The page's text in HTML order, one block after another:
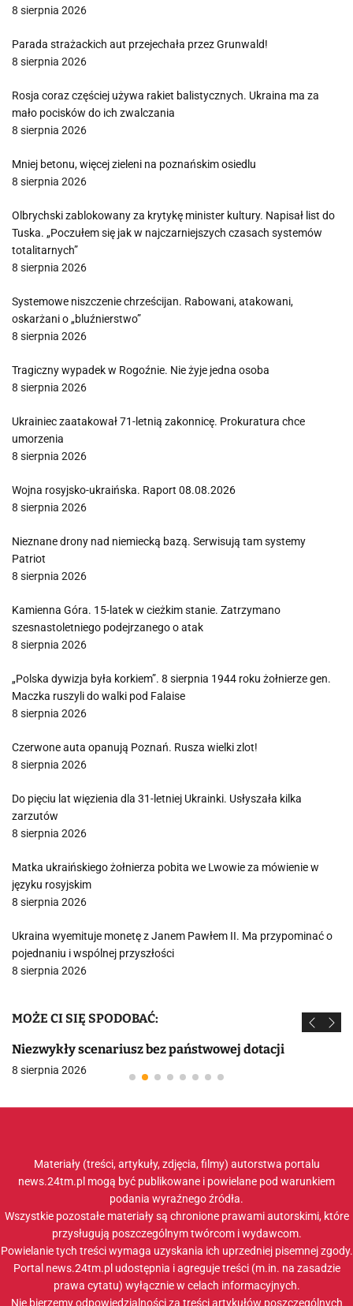
8 sierpnia 2026
Parada strażackich aut przejechała przez Grunwald!
8 sierpnia 2026
Rosja coraz częściej używa rakiet balistycznych. Ukraina ma za
mało pocisków do ich zwalczania
8 sierpnia 2026
Mniej betonu, więcej zieleni na poznańskim osiedlu
8 sierpnia 2026
Olbrychski zablokowany za krytykę minister kultury. Napisał list do
Tuska. „Poczułem się jak w najczarniejszych czasach systemów
totalitarnych”
8 sierpnia 2026
Systemowe niszczenie chrześcijan. Rabowani, atakowani,
oskarżani o „bluźnierstwo”
8 sierpnia 2026
Tragiczny wypadek w Rogoźnie. Nie żyje jedna osoba
8 sierpnia 2026
Ukrainiec zaatakował 71-letnią zakonnicę. Prokuratura chce
umorzenia
8 sierpnia 2026
Wojna rosyjsko-ukraińska. Raport 08.08.2026
8 sierpnia 2026
Nieznane drony nad niemiecką bazą. Serwisują tam systemy
Patriot
8 sierpnia 2026
Kamienna Góra. 15-latek w cieżkim stanie. Zatrzymano
szesnastoletniego podejrzanego o atak
8 sierpnia 2026
„Polska dywizja była korkiem”. 8 sierpnia 1944 roku żołnierze gen.
Maczka ruszyli do walki pod Falaise
8 sierpnia 2026
Czerwone auta opanują Poznań. Rusza wielki zlot!
8 sierpnia 2026
Do pięciu lat więzienia dla 31-letniej Ukrainki. Usłyszała kilka
zarzutów
8 sierpnia 2026
Matka ukraińskiego żołnierza pobita we Lwowie za mówienie w
języku rosyjskim
8 sierpnia 2026
Ukraina wyemituje monetę z Janem Pawłem II. Ma przypominać o
pojednaniu i wspólnej przyszłości
8 sierpnia 2026
MOŻE CI SIĘ SPODOBAĆ:
Niezwykły scenariusz bez państwowej dotacji
8 sierpnia 2026
Materiały (treści, artykuły, zdjęcia, filmy) autorstwa portalu
news.24tm.pl mogą być publikowane i powielane pod warunkiem
podania wyraźnego źródła.
Wszystkie pozostałe materiały są chronione prawami autorskimi, które
przysługują poszczególnym twórcom i wydawcom.
Powielanie tych treści wymaga uzyskania ich uprzedniej pisemnej zgody.
Portal news.24tm.pl udostępnia i agreguje treści (m.in. na zasadzie
prawa cytatu) wyłącznie w celach informacyjnych.
Nie bierzemy odpowiedzialności za treści artykułów poszczególnych